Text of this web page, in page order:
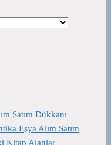
Satım Dükkanı
Eşya Alım Satım
Kitap Alanlar